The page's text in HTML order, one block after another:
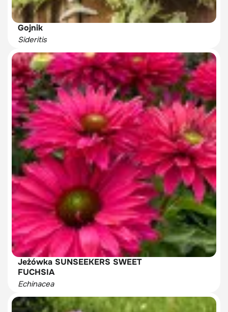
Gojnik
Sideritis
Jeżówka SUNSEEKERS SWEET
FUCHSIA
Echinacea